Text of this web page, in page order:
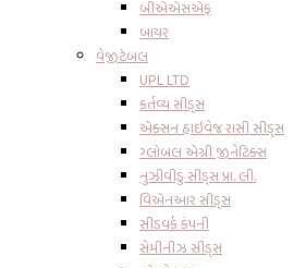
બીએએસએફ
બાયર
વેજીટેબલ
UPL LTD
કર્તવ્ય સીડ્સ
એક્સન હાઇવેજ રાસી સીડ્સ
ગ્લોબલ એગ્રી જીનેટિક્સ
નુઝીવીડું સીડ્સ પ્રા. લી.
વિએનઆર સીડ્સ
સીડવર્ક કંપની
સેમીનીઝ સીડ્સ